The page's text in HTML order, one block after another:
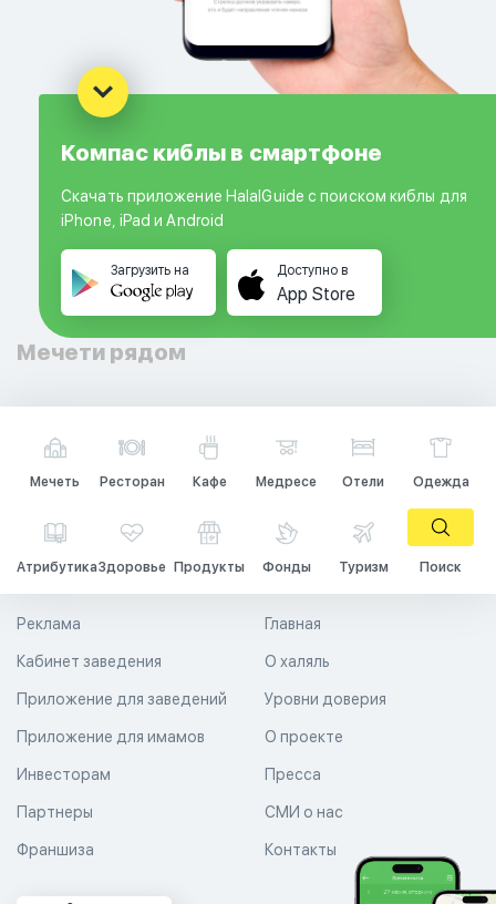
Компас киблы в смартфоне
Скачать приложение HalalGuide с поиском киблы для
iPhone, iPad и Android
Загрузить на Доступно в
App Store
Мечети рядом
Мечеть Ресторан Кафе Медресе Отели Одежда
АтрибутикаЗдоровье Продукты Фонды Туризм Поиск
Главная
О халяль
Уровни доверия
Реклама
Кабинет заведения
Приложение для заведений
Приложение для имамов О проекте
Пресса
СМИ о нас
Контакты
Инвесторам
Партнеры
Франшиза